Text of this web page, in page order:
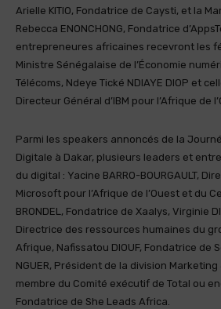
Arielle KITIO, Fondatrice de Caysti, et la
Rebecca ENONCHONG, Fondatrice
entrepreneures africaines recevront les
Ministre Sénégalaise de l’Économie
Télécoms, Ndeye Tické NDIAYE DIOP et
Directeur Général d’IBM pour l’Afrique de
Parmi les speakers annoncés de la
Digitale à Dakar, plusieurs leaders et
du digital : Yacine BARRO-BOURGAULT,
Microsoft pour l’Afrique de l’Ouest et du
BRONDEL, Fondatrice de Xaalys, Virginie
Directrice des ressources humaines du
Afrique, Nafissatou DIOUF, Fondatrice de
NGUER, Président de la division
membre du Comité exécutif de Total ou
Fondatrice de She Leads Africa.